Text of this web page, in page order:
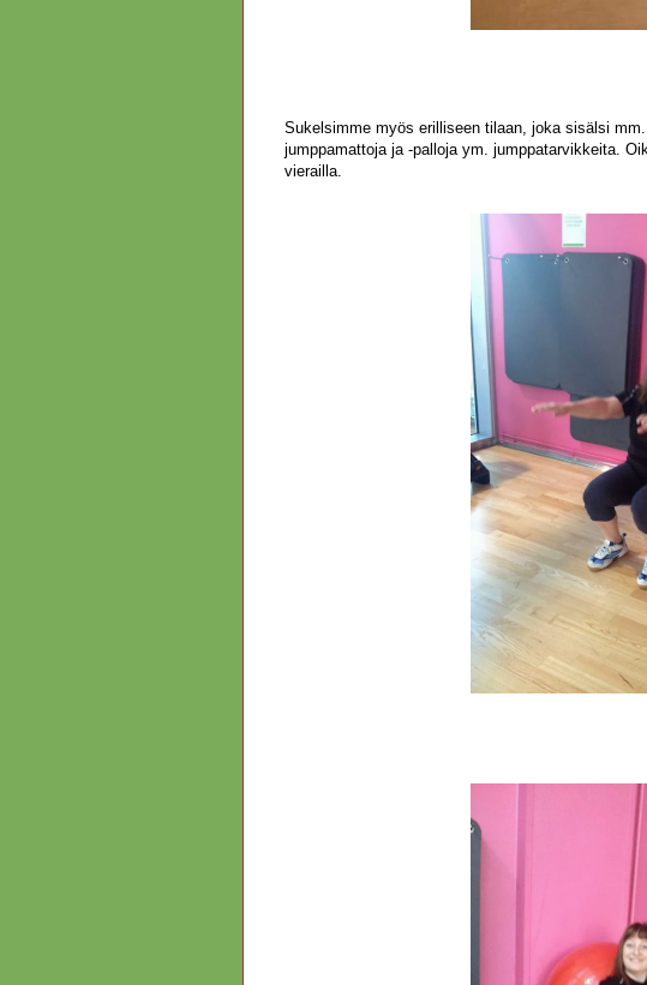
Sukelsimme myös erilliseen tilaan, joka sisälsi
jumppamattoja ja -palloja ym. jumppatarvikkeita.
vierailla.